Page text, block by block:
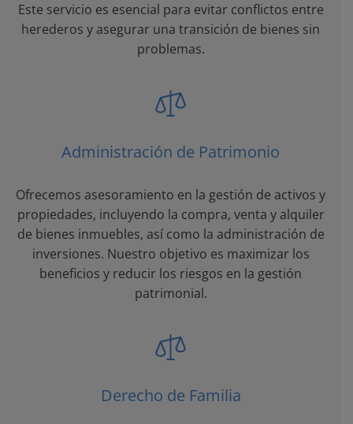
Este servicio es esencial para evitar conflictos entre
herederos y asegurar una transición de bienes sin
problemas.
Administración de Patrimonio
Ofrecemos asesoramiento en la gestión de activos y
propiedades, incluyendo la compra, venta y alquiler
de bienes inmuebles, así como la administración de
inversiones. Nuestro objetivo es maximizar los
beneficios y reducir los riesgos en la gestión
patrimonial.
Derecho de Familia